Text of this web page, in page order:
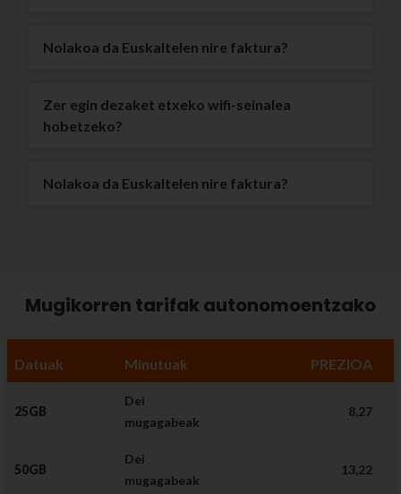
Nolakoa da Euskaltelen nire faktura?
Zer egin dezaket etxeko wifi-seinalea
hobetzeko?
Nolakoa da Euskaltelen nire faktura?
Mugikorren tarifak autonomoentzako
Datuak Minutuak PREZIOA
25GB
Dei
mugagabeak
8,27
50GB
Dei
mugagabeak
13,22